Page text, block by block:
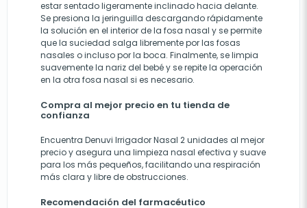
estar sentado ligeramente inclinado hacia delante.
Se presiona la jeringuilla descargando rápidamente
la solución en el interior de la fosa nasal y se permite
que la suciedad salga libremente por las fosas
nasales o incluso por la boca. Finalmente, se limpia
suavemente la nariz del bebé y se repite la operación
en la otra fosa nasal si es necesario.
Compra al mejor precio en tu tienda de
confianza
Encuentra Denuvi Irrigador Nasal 2 unidades al mejor
precio y asegura una limpieza nasal efectiva y suave
para los más pequeños, facilitando una respiración
más clara y libre de obstrucciones.
Recomendación del farmacéutico